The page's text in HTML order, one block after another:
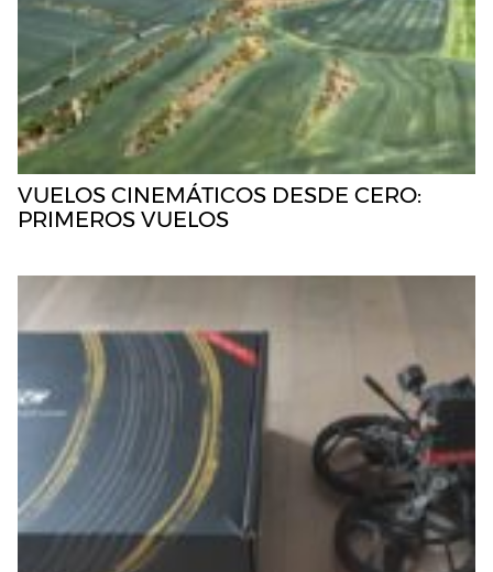
VUELOS CINEMÁTICOS DESDE CERO:
PRIMEROS VUELOS